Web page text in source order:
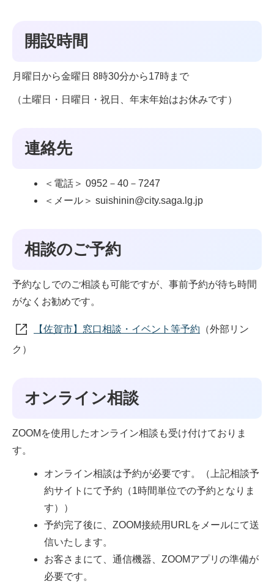
開設時間
月曜日から金曜日 8時30分から17時まで
（土曜日・日曜日・祝日、年末年始はお休みです）
連絡先
＜電話＞ 0952－40－7247
＜メール＞ suishinin@city.saga.lg.jp
相談のご予約
予約なしでのご相談も可能ですが、事前予約が待ち時間
がなくお勧めです。
【佐賀市】窓口相談・イベント等予約 （外部リン
ク）
オンライン相談
ZOOMを使用したオンライン相談も受け付けておりま
す。
オンライン相談は予約が必要です。（上記相談予
約サイトにて予約（1時間単位での予約となりま
す））
予約完了後に、ZOOM接続用URLをメールにて送
信いたします。
お客さまにて、通信機器、ZOOMアプリの準備が
必要です。